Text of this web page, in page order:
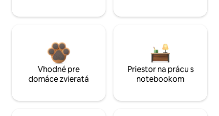
Vhodné pre
domáce zvieratá
Priestor na prácu s
notebookom